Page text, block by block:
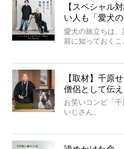
とりを目の当た
愛がわたしたち
だかうれしくなっ
春奈さんとアムち
小西がいつくし
【スペシャル
い人も「愛犬
はやとも×PELI
愛犬の旅立ちは
前に知っておく
力をもつお笑い
犬の旅立ちや供養
インタビュアー
識にも長けている
「愛犬が旅立っ
い？」「お骨は
【取材】千原
僧侶として伝
お笑いコンビ「
いじさん。
今年で結成35周